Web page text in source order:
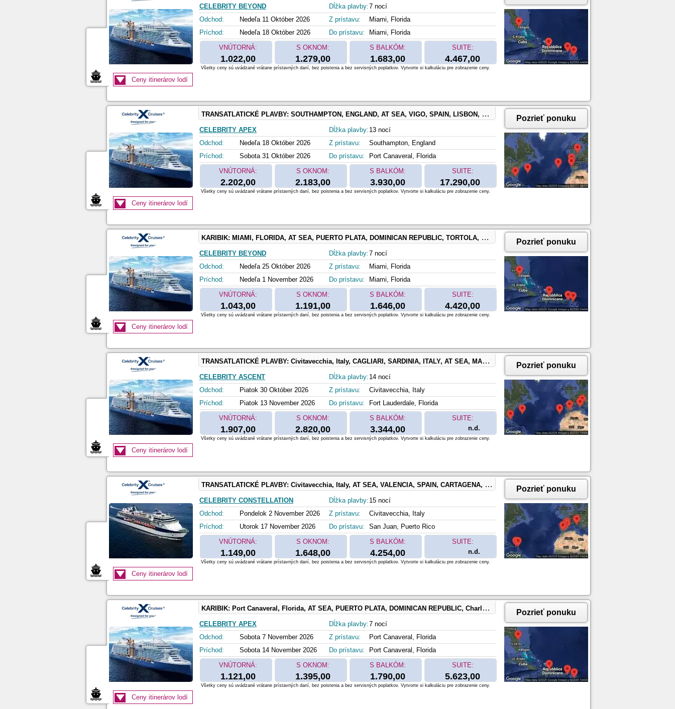
CELEBRITY BEYOND
Odchod:
Nedeľa 11 Október 2026
Príchod:
Nedeľa 18 Október 2026
Dĺžka plavby:7 nocí
Z prístavu:
Miami, Florida
Do prístavu:
Miami, Florida
VNÚTORNÁ:
1.022,00
S OKNOM:
1.279,00
S BALKÓM:
1.683,00
SUITE:
4.467,00
Ceny itinerárov lodí
Všetky ceny sú uvádzané vrátane prístavných daní, bez poistenia a bez servisných poplatkov. Vytvorte si kalkuláciu pre zobrazenie ceny.
TRANSATLATICKÉ PLAVBY: SOUTHAMPTON, ENGLAND, AT SEA, VIGO, SPAIN, LISBON, PORTUGAL, PONTA DELGADA, AZORES, KINGS WHARF, BERMUDA, PORT CANAVERAL, FLORIDA
CELEBRITY APEX
Odchod:
Nedeľa 18 Október 2026
Príchod:
Sobota 31 Október 2026
Dĺžka plavby: 13 nocí
Z prístavu:
Southampton, England
Do prístavu:
Port Canaveral, Florida
VNÚTORNÁ:
2.202,00
S OKNOM:
2.183,00
S BALKÓM:
3.930,00
SUITE:
17.290,00
Pozrieť ponuku
Ceny itinerárov lodí
Všetky ceny sú uvádzané vrátane prístavných daní, bez poistenia a bez servisných poplatkov. Vytvorte si kalkuláciu pre zobrazenie ceny.
KARIBIK: MIAMI, FLORIDA, AT SEA, PUERTO PLATA, DOMINICAN REPUBLIC, TORTOLA, BRITISH VIRGIN ISLANDS, Philipsburg, Sint Maarten
CELEBRITY BEYOND
Odchod:
Nedeľa 25 Október 2026
Príchod:
Nedeľa 1 November 2026
Dĺžka plavby:7 nocí
Z prístavu:
Miami, Florida
Do prístavu:
Miami, Florida
VNÚTORNÁ:
1.043,00
S OKNOM:
1.191,00
S BALKÓM:
1.646,00
SUITE:
4.420,00
Pozrieť ponuku
Ceny itinerárov lodí
Všetky ceny sú uvádzané vrátane prístavných daní, bez poistenia a bez servisných poplatkov. Vytvorte si kalkuláciu pre zobrazenie ceny.
TRANSATLATICKÉ PLAVBY: Civitavecchia, Italy, CAGLIARI, SARDINIA, ITALY, AT SEA, MALAGA, SPAIN, MADEIRA (FUNCHAL), PORTUGAL, KINGS WHARF, BERMUDA, FORT LAUDERDALE, FLORIDA
CELEBRITY ASCENT
Odchod:
Piatok 30 Október 2026
Príchod:
Piatok 13 November 2026
Dĺžka plavby: 14 nocí
Z prístavu:
Civitavecchia, Italy
Do prístavu:
Fort Lauderdale, Florida
VNÚTORNÁ:
1.907,00
S OKNOM:
2.820,00
S BALKÓM:
3.344,00
SUITE:
n.d.
Pozrieť ponuku
Ceny itinerárov lodí
Všetky ceny sú uvádzané vrátane prístavných daní, bez poistenia a bez servisných poplatkov. Vytvorte si kalkuláciu pre zobrazenie ceny.
TRANSATLATICKÉ PLAVBY: Civitavecchia, Italy, AT SEA, VALENCIA, SPAIN, CARTAGENA, SPAIN, MALAGA, SPAIN, TANGIER, MOROCCO, PHILIPSBURG, ST. MAARTEN, SAN JUAN, PUERTO RICO
CELEBRITY CONSTELLATION
Odchod:
Pondelok 2 November 2026
Príchod:
Utorok 17 November 2026
Dĺžka plavby: 15 nocí
Z prístavu:
Civitavecchia, Italy
Do prístavu:
San Juan, Puerto Rico
VNÚTORNÁ:
1.149,00
S OKNOM:
1.648,00
S BALKÓM:
4.254,00
SUITE:
n.d.
Pozrieť ponuku
Ceny itinerárov lodí
Všetky ceny sú uvádzané vrátane prístavných daní, bez poistenia a bez servisných poplatkov. Vytvorte si kalkuláciu pre zobrazenie ceny.
KARIBIK: Port Canaveral, Florida, AT SEA, PUERTO PLATA, DOMINICAN REPUBLIC, Charlotte Amalie, Saint Thomas, Basseterre, Saint Kitts and Nevis
CELEBRITY APEX
Odchod:
Sobota 7 November 2026
Príchod:
Sobota 14 November 2026
Dĺžka plavby:7 nocí
Z prístavu:
Port Canaveral, Florida
Do prístavu:
Port Canaveral, Florida
VNÚTORNÁ:
1.121,00
S OKNOM:
1.395,00
S BALKÓM:
1.790,00
SUITE:
5.623,00
Pozrieť ponuku
Ceny itinerárov lodí
Všetky ceny sú uvádzané vrátane prístavných daní, bez poistenia a bez servisných poplatkov. Vytvorte si kalkuláciu pre zobrazenie ceny.